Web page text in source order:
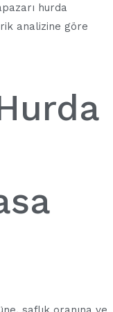
hurda
analizine göre